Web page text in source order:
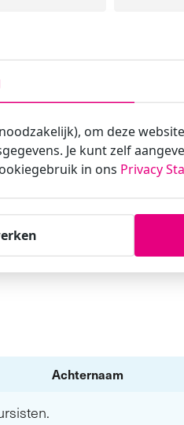
administratief
Achternaam
om deze
Je kunt zelf
in ons Privacy